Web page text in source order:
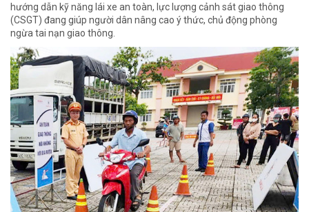
hướng dẫn kỹ năng lái xe an toàn, lực lượng cảnh sát giao thông
(CSGT) đang giúp người dân nâng cao ý thức, chủ động phòng
ngừa tai nạn giao thông.